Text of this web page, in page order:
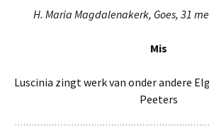
H. Maria Magdalenakerk, Goes, 31
Mis
Luscinia zingt werk van onder andere
Peeters